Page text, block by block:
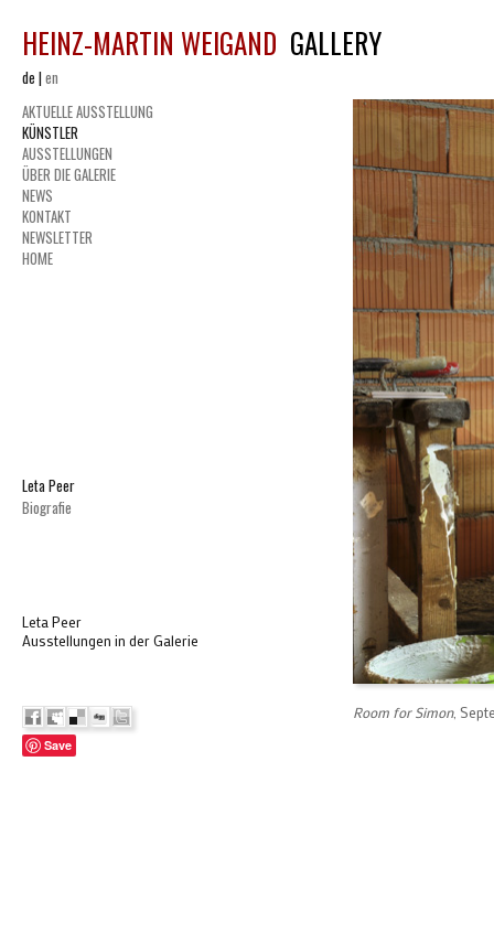
HEINZ-MARTIN WEIGAND GALLERY
de |en
AKTUELLE AUSSTELLUNG
KÜNSTLER
AUSSTELLUNGEN
ÜBER DIE GALERIE
NEWS
KONTAKT
NEWSLETTER
HOME
Leta Peer
Biografie
Leta Peer
Ausstellungen in der Galerie
Save
Room for Simon,